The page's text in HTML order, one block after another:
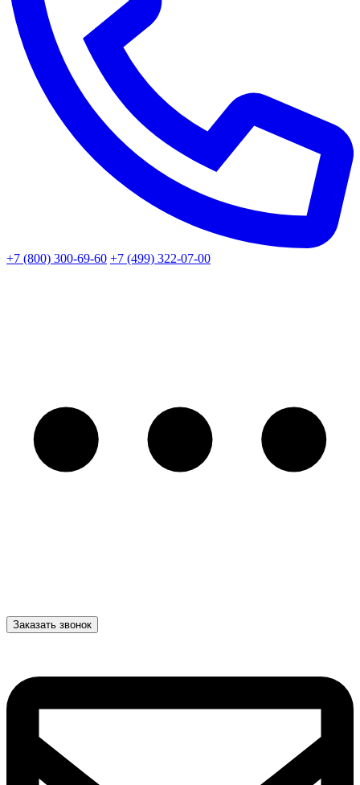
+7 (800) 300-69-60 +7 (499) 322-07-00
Заказать звонок